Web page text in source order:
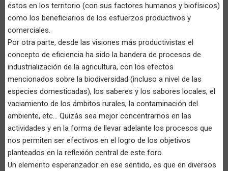
éstos en los territorio (con sus factores humanos y biofísicos)
como los beneficiarios de los esfuerzos productivos y
comerciales.
Por otra parte, desde las visiones más productivistas el
concepto de eficiencia ha sido la bandera de procesos de
industrialización de la agricultura, con los efectos
mencionados sobre la biodiversidad (incluso a nivel de las
especies domesticadas), los saberes y los sabores locales, el
vaciamiento de los ámbitos rurales, la contaminación del
ambiente, etc... Quizás sea mejor concentrarnos en las
actividades y en la forma de llevar adelante los procesos que
nos permiten ser efectivos en el logro de los objetivos
planteados en la reflexión central de este foro.
Un elemento esperanzador en ese sentido, es que en diversos